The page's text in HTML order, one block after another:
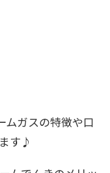
ムガスの特徴や口
す♪